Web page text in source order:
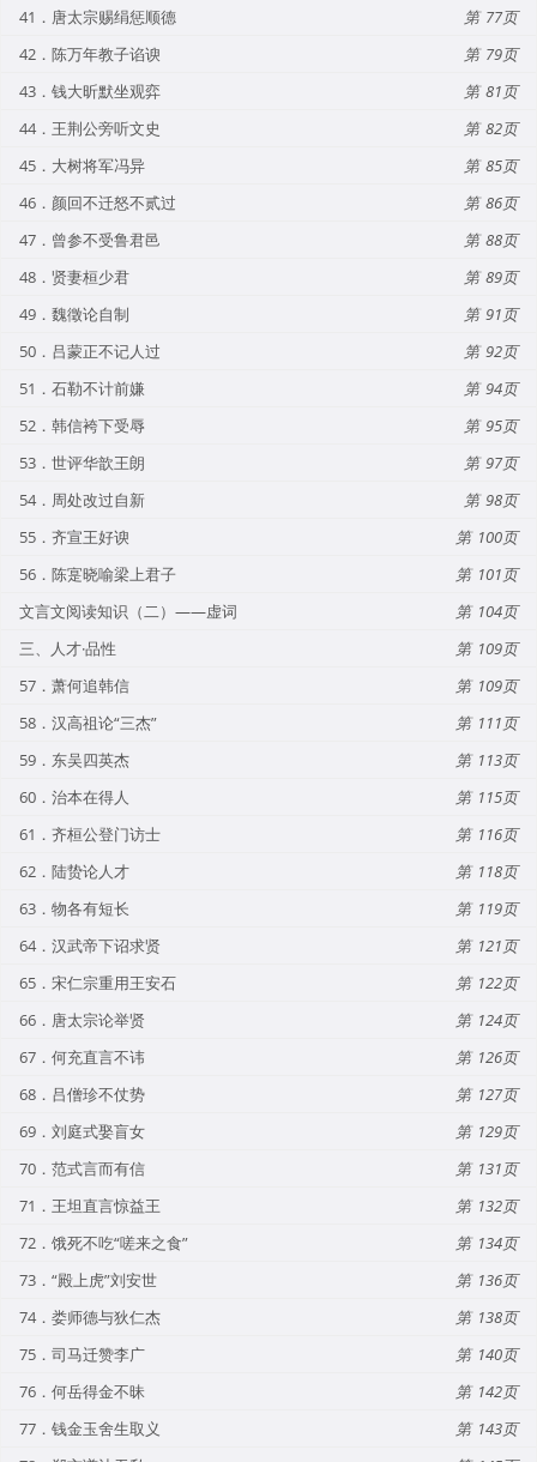
41．唐太宗赐绢惩顺德
77
42．陈万年教子谄谀
79
43．钱大昕默坐观弈
81
44．王荆公旁听文史
82
45．大树将军冯异
85
46．颜回不迁怒不贰过
86
47．曾参不受鲁君邑
88
48．贤妻桓少君
89
49．魏徵论自制
91
50．吕蒙正不记人过
92
51．石勒不计前嫌
94
52．韩信袴下受辱
95
53．世评华歆王朗
97
54．周处改过自新
98
55．齐宣王好谀
100
56．陈寔晓喻梁上君子
101
文言文阅读知识（二）——虚词
104
三、人才·品性
109
57．萧何追韩信
109
58．汉高祖论“三杰”
111
59．东吴四英杰
113
60．治本在得人
115
61．齐桓公登门访士
116
62．陆贽论人才
118
63．物各有短长
119
64．汉武帝下诏求贤
121
65．宋仁宗重用王安石
122
66．唐太宗论举贤
124
67．何充直言不讳
126
68．吕僧珍不仗势
127
69．刘庭式娶盲女
129
70．范式言而有信
131
71．王坦直言惊益王
132
72．饿死不吃“嗟来之食”
134
73．“殿上虎”刘安世
136
74．娄师德与狄仁杰
138
75．司马迁赞李广
140
76．何岳得金不昧
142
77．钱金玉舍生取义
143